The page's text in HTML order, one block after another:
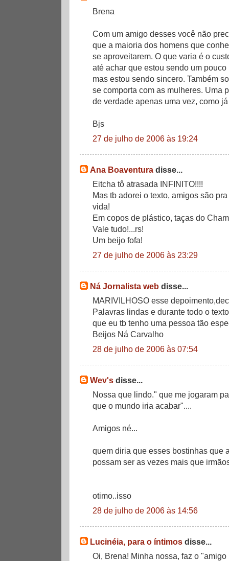
Brena
Com um amigo desses você não
que a maioria dos homens que
se aproveitarem. O que varia é o
até achar que estou sendo um
mas estou sendo sincero. Também
se comporta com as mulheres. Uma
de verdade apenas uma vez, como
Bjs
27 de julho de 2006 às 19:24
Ana Boaventura disse...
Eitcha tô atrasada INFINITO!!!!
Mas tb adorei o texto, amigos são
vida!
Em copos de plástico, taças do
Vale tudo!...rs!
Um beijo fofa!
27 de julho de 2006 às 23:29
Ná Jornalista web disse...
MARIVILHOSO esse
Palavras lindas e durante todo o
que eu tb tenho uma pessoa tão
Beijos Ná Carvalho
28 de julho de 2006 às 07:54
Wev's disse...
Nossa que lindo." que me jogaram
que o mundo iria acabar"....
Amigos né...
quem diria que esses bostinhas que
possam ser as vezes mais que
otimo..isso
28 de julho de 2006 às 14:56
Lucinéia, para o íntimos disse...
Oi, Brena! Minha nossa, faz o